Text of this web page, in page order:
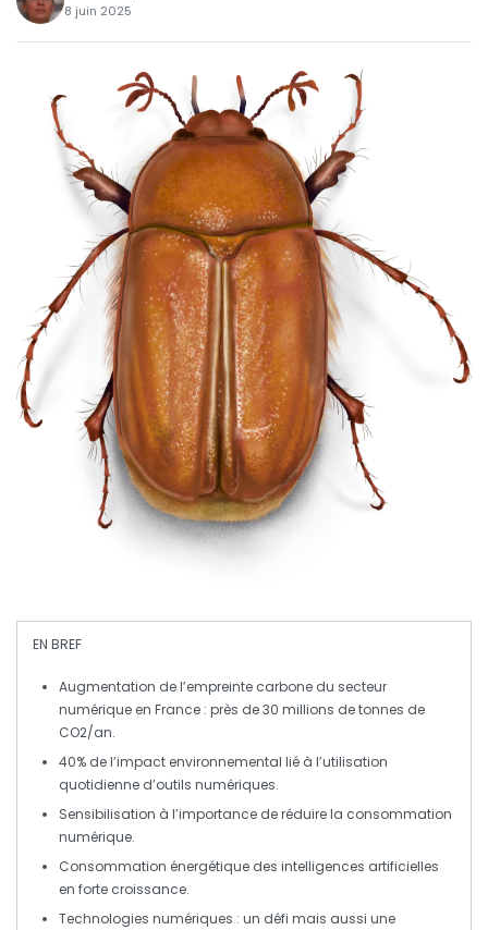
8 juin 2025
EN BREF
Augmentation de l’empreinte carbone du secteur
numérique en France : près de 30 millions de tonnes de
CO2/an.
40% de l’impact environnemental lié à l’utilisation
quotidienne d’outils numériques.
Sensibilisation à l’importance deréduirela consommation
numérique.
Consommation énergétique des intelligences artificielles
en forte croissance.
Technologies numériques : un défi mais aussi une